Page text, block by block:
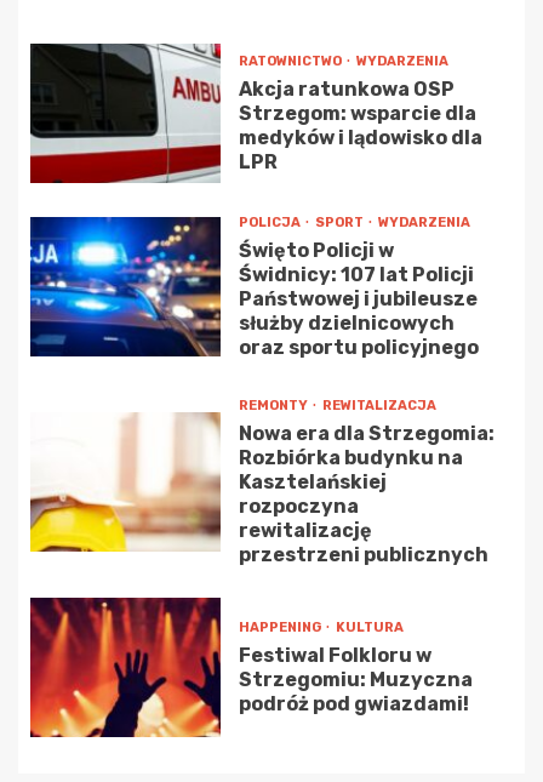
RATOWNICTWO WYDARZENIA
Akcja ratunkowa OSP
Strzegom: wsparcie dla
medyków i lądowisko dla
LPR
POLICJA SPORT WYDARZENIA
Święto Policji w
Świdnicy: 107 lat Policji
Państwowej i jubileusze
służby dzielnicowych
oraz sportu policyjnego
REMONTY REWITALIZACJA
Nowa era dla Strzegomia:
Rozbiórka budynku na
Kasztelańskiej
rozpoczyna
rewitalizację
przestrzeni publicznych
HAPPENING KULTURA
Festiwal Folkloru w
Strzegomiu: Muzyczna
podróż pod gwiazdami!